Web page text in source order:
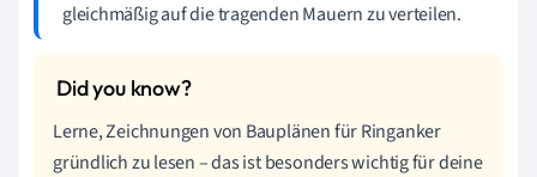
gleichmäßig auf die tragenden Mauern zu verteilen.
Lerne, Zeichnungen von Bauplänen für Ringanker
gründlich zu lesen – das ist besonders wichtig für deine